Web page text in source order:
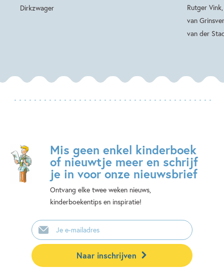
Dirkzwager
Rutger
van
van der
Mis geen enkel kinderboek
of nieuwtje meer en schrijf
je in voor onze nieuwsbrief
Ontvang elke twee weken nieuws,
kinderboekentips en inspiratie!
E-
mailadres
Naar inschrijven